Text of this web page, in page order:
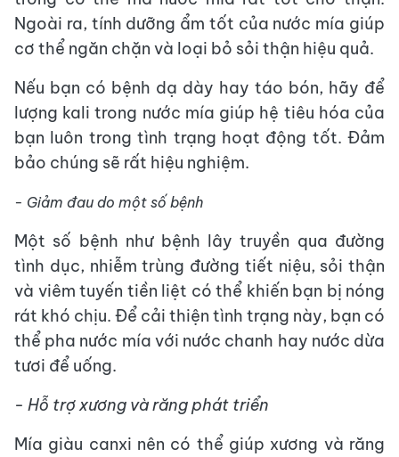
Ngoài ra, tính dưỡng ẩm tốt của nước mía giúp
cơ thể ngăn chặn và loại bỏ sỏi thận hiệu quả.
Nếu bạn có bệnh dạ dày hay táo bón, hãy để
lượng kali trong nước mía giúp hệ tiêu hóa của
bạn luôn trong tình trạng hoạt động tốt. Đảm
bảo chúng sẽ rất hiệu nghiệm.
- Giảm đau do một số bệnh
Một số bệnh như bệnh lây truyền qua đường
tình dục, nhiễm trùng đường tiết niệu, sỏi thận
và viêm tuyến tiền liệt có thể khiến bạn bị nóng
rát khó chịu. Để cải thiện tình trạng này, bạn có
thể pha nước mía với nước chanh hay nước dừa
tươi để uống.
- Hỗ trợ xương và răng phát triển
Mía giàu canxi nên có thể giúp xương và răng